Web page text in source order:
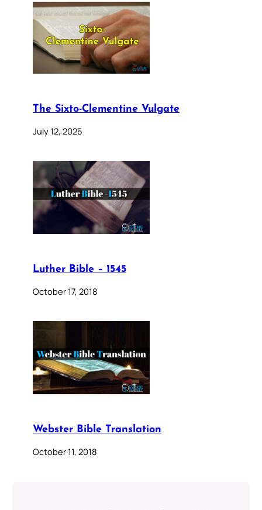
The Sixto-Clementine Vulgate
July 12, 2025
Luther Bible – 1545
October 17, 2018
Webster Bible Translation
October 11, 2018